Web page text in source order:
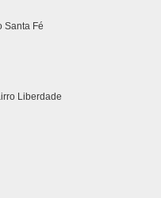
Santa Fé
Liberdade